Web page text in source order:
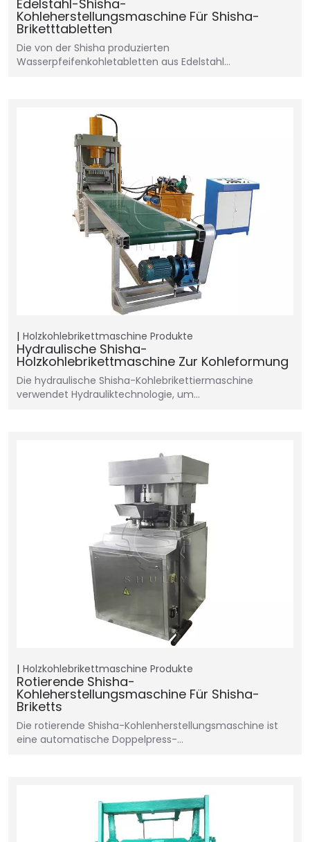
Edelstahl-Shisha-
Kohleherstellungsmaschine Für Shisha-
Briketttabletten
Die von der Shisha produzierten
Wasserpfeifenkohletabletten aus Edelstahl...
Holzkohlebrikettmaschine Produkte
Hydraulische Shisha-
Holzkohlebrikettmaschine Zur Kohleformung
Die hydraulische Shisha-Kohlebrikettiermaschine
verwendet Hydrauliktechnologie, um…
Holzkohlebrikettmaschine Produkte
Rotierende Shisha-
Kohleherstellungsmaschine Für Shisha-
Briketts
Die rotierende Shisha-Kohlenherstellungsmaschine ist
eine automatische Doppelpress-…